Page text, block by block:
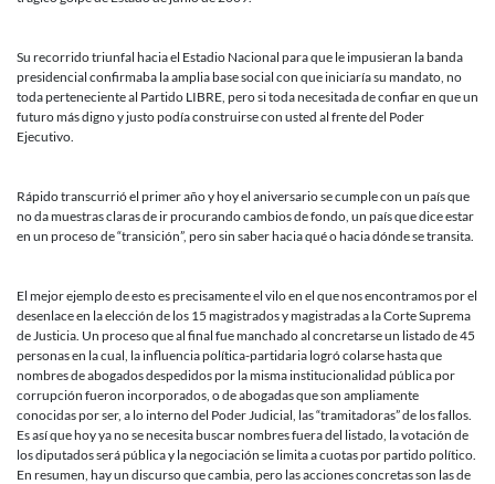
pasar
del
discurso,
Su recorrido triunfal hacia el Estadio Nacional para que le impusieran la banda
presidencial confirmaba la amplia base social con que iniciaría su mandato, no
toda perteneciente al Partido LIBRE, pero si toda necesitada de confiar en que un
futuro más digno y justo podía construirse con usted al frente del Poder
Ejecutivo.
Rápido transcurrió el primer año y hoy el aniversario se cumple con un país que
no da muestras claras de ir procurando cambios de fondo, un país que dice estar
en un proceso de “transición”, pero sin saber hacia qué o hacia dónde se transita.
El mejor ejemplo de esto es precisamente el vilo en el que nos encontramos por el
desenlace en la elección de los 15 magistrados y magistradas a la Corte Suprema
de Justicia. Un proceso que al final fue manchado al concretarse un listado de 45
personas en la cual, la influencia política-partidaria logró colarse hasta que
nombres de abogados despedidos por la misma institucionalidad pública por
corrupción fueron incorporados, o de abogadas que son ampliamente
conocidas por ser, a lo interno del Poder Judicial, las “tramitadoras” de los fallos.
Es así que hoy ya no se necesita buscar nombres fuera del listado, la votación de
los diputados será pública y la negociación se limita a cuotas por partido político.
En resumen, hay un discurso que cambia, pero las acciones concretas son las de